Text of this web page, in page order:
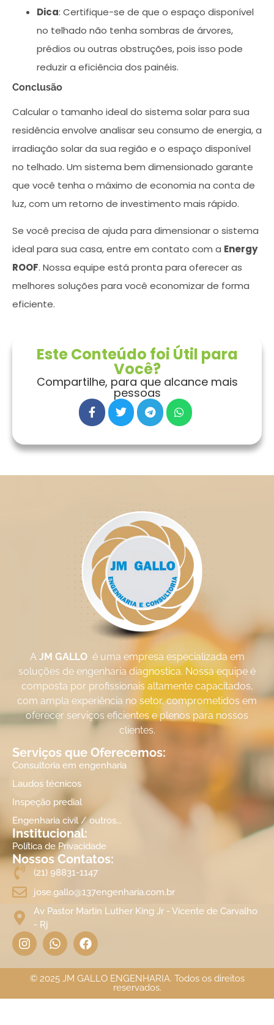
Dica: Certifique-se de que o espaço disponível
no telhado não tenha sombras de árvores,
prédios ou outras obstruções, pois isso pode
reduzir a eficiência dos painéis.
Conclusão
Calcular o tamanho ideal do sistema solar para sua
residência envolve analisar seu consumo de energia, a
irradiação solar da sua região e o espaço disponível
no telhado. Um sistema bem dimensionado garante
que você tenha o máximo de economia na conta de
luz, com um retorno de investimento mais rápido.
Se você precisa de ajuda para dimensionar o sistema
ideal para sua casa, entre em contato com a Energy
ROOF. Nossa equipe está pronta para oferecer as
melhores soluções para você economizar de forma
eficiente.
Este Conteúdo foi Útil para
Você?
Compartilhe, para que alcance mais
pessoas
A JM GALLO é uma empresa especializada em
soluções de engenharia diagnostica. Nossa equipe é
composta por profissionais altamente capacitados,
com ampla experiência no setor, comprometidos em
oferecer serviços eficientes e plenos para nossos
clientes.
Serviços que Oferecemos:
Consultoria em engenharia
Laudos técnicos
Inspeção predial
Engenharia civil / outros...
Institucional:
Política de Privacidade
Nossos Contatos:
(21) 98831-1147
jose.gallo@137engenharia.com.br
Av Pastor Martin Luther King Jr - Vicente de Carvalho
- Rj
© 2025 JM GALLO ENGENHARIA. Todos os direitos
reservados.